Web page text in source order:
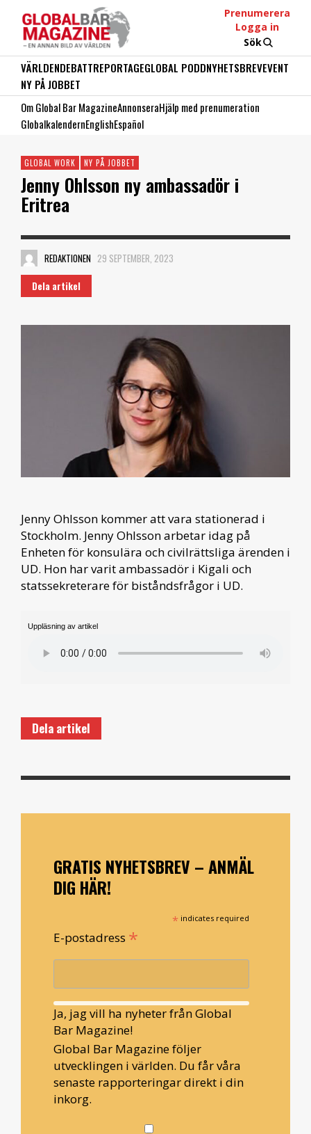
Prenumerera
Logga in
Sök
VÄRLDENDEBATTREPORTAGEGLOBAL PODDNYHETSBREVEVENT
NY PÅ JOBBET
Om Global Bar MagazineAnnonseraHjälp med prenumeration
GlobalkalendernEnglishEspañol
GLOBAL WORK NY PÅ JOBBET
Jenny Ohlsson ny ambassadör i
Eritrea
REDAKTIONEN 29 SEPTEMBER, 2023
Dela artikel
Jenny Ohlsson kommer att vara stationerad i
Stockholm. Jenny Ohlsson arbetar idag på
Enheten för konsulära och civilrättsliga ärenden i
UD. Hon har varit ambassadör i Kigali och
statssekreterare för biståndsfrågor i UD.
Uppläsning av artikel
Dela artikel
GRATIS NYHETSBREV – ANMÄL
DIG HÄR!
* indicates required
E-postadress *
Ja, jag vill ha nyheter från Global
Bar Magazine!
Global Bar Magazine följer
utvecklingen i världen. Du får våra
senaste rapporteringar direkt i din
inkorg.